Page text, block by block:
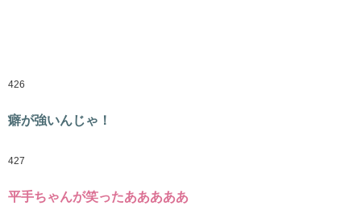
426
癖が強いんじゃ！
427
平手ちゃんが笑ったあああああ